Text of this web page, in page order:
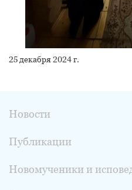
25 декабря 2024 г.
Новости
Публикации
Новомученики и